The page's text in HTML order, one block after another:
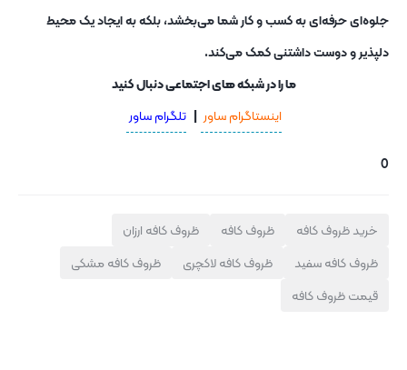
جلوه‌ای حرفه‌ای به کسب‌ و کار شما می‌بخشد، بلکه به ایجاد یک محیط
دلپذیر و دوست ‌داشتنی کمک می‌کند.
ما را در شبکه های اجتماعی دنبال کنید
اینستاگرام ساور |تلگرام ساور
0
خرید ظروف کافه ظروف کافه
ظروف کافه ارزان
ظروف کافه سفید
ظروف کافه لاکچری
ظروف کافه مشکی
قیمت ظروف کافه